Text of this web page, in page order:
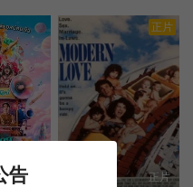
友拉米罗的幽灵和被社会排斥
策划了一个狡猾的计划：逃
，
正片
正片
正片
告